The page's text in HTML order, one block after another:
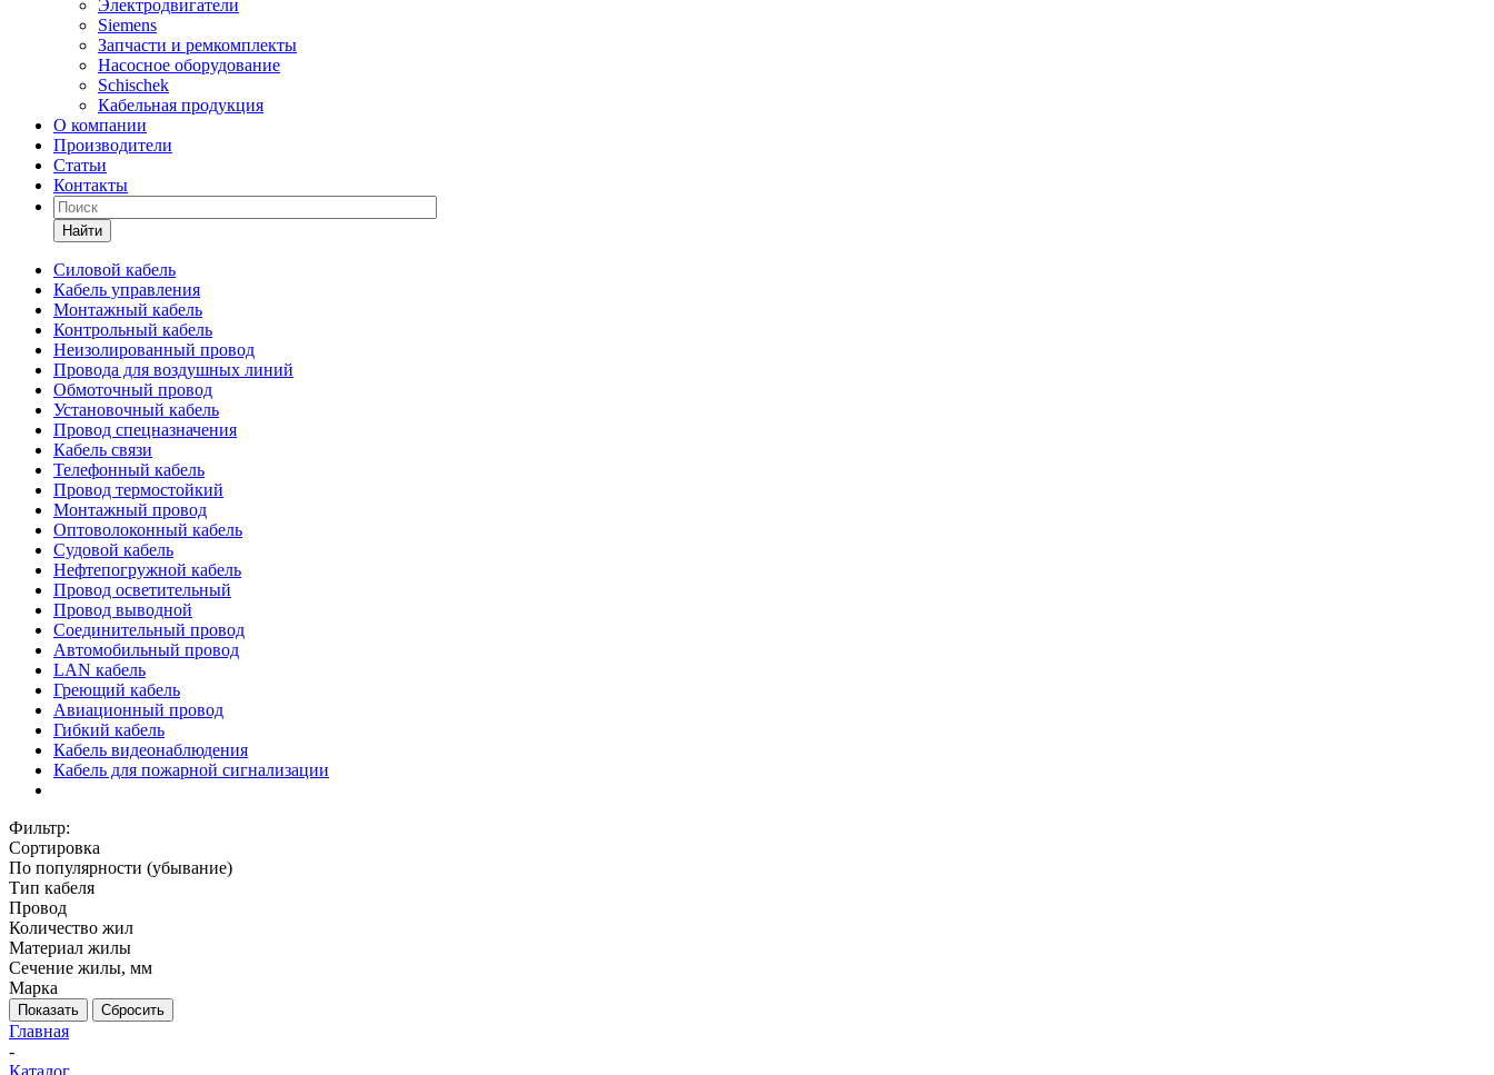
Электродвигатели
Siemens
Запчасти и ремкомплекты
Насосное оборудование
Schischek
Кабельная продукция
О компании
Производители
Статьи
Контакты
Найти
Силовой кабель
Кабель управления
Монтажный кабель
Контрольный кабель
Неизолированный провод
Провода для воздушных линий
Обмоточный провод
Установочный кабель
Провод спецназначения
Кабель связи
Телефонный кабель
Провод термостойкий
Монтажный провод
Оптоволоконный кабель
Судовой кабель
Нефтепогружной кабель
Провод осветительный
Провод выводной
Соединительный провод
Автомобильный провод
LAN кабель
Греющий кабель
Авиационный провод
Гибкий кабель
Кабель видеонаблюдения
Кабель для пожарной сигнализации
Фильтр:
Сортировка
По популярности (убывание)
Тип кабеля
Провод
Количество жил
Материал жилы
Сечение жилы, мм
Марка
Показать Сбросить
Главная
-
Каталог